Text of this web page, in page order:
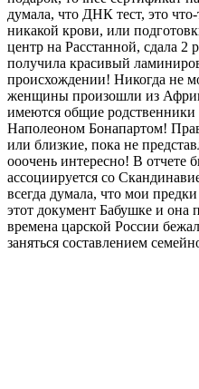
думала, что ДНК тест, это
никакой крови, или
центр на Расстанной, сдала 2
получила красивый
происхождении! Никогда не
женщины произошли из
имеются общие
Наполеоном Бонапартом!
или близкие, пока не
ооочень интересно! В отчете
ассоциируется со
всегда думала, что мои
этот документ Бабушке и она
времена царской России
заняться составлением